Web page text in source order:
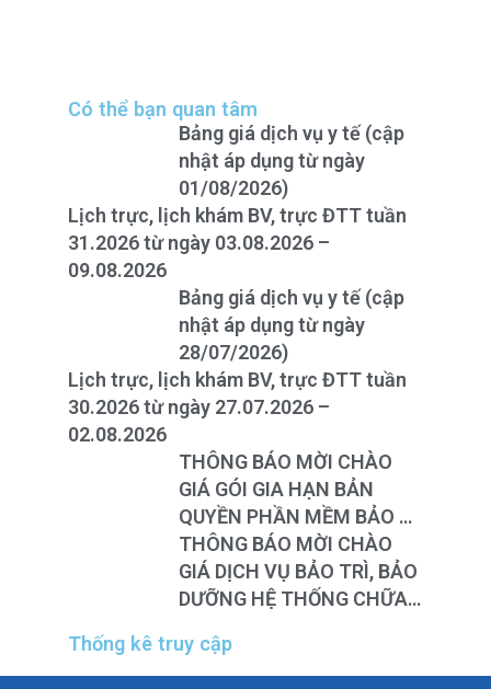
Có thể bạn quan tâm
Bảng giá dịch vụ y tế (cập
nhật áp dụng từ ngày
01/08/2026)
Lịch trực, lịch khám BV, trực ĐTT tuần
31.2026 từ ngày 03.08.2026 –
09.08.2026
Bảng giá dịch vụ y tế (cập
nhật áp dụng từ ngày
28/07/2026)
Lịch trực, lịch khám BV, trực ĐTT tuần
30.2026 từ ngày 27.07.2026 –
02.08.2026
THÔNG BÁO MỜI CHÀO
GIÁ GÓI GIA HẠN BẢN
QUYỀN PHẦN MỀM BẢO VỆ
HỢP NHẤT CHO THIẾT BỊ
TƯỜNG LỬA FOTINEST
FORTIGATE – 400F
THÔNG BÁO MỜI CHÀO
GIÁ DỊCH VỤ BẢO TRÌ, BẢO
DƯỠNG HỆ THỐNG CHỮA
VIỆN BÌNH ĐỊNH
Thống kê truy cập